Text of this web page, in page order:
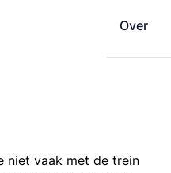
Over
niet vaak met de trein